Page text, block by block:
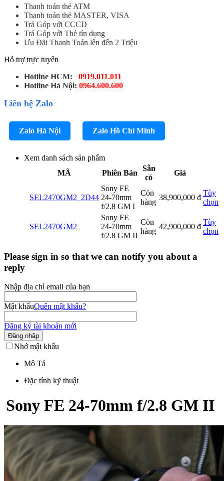
Thanh toán thẻ ATM
Thanh toán thẻ MASTER, VISA
Trả Góp với CCCD
Trả Góp với Thẻ tín dụng
Ưu Đãi Thanh Toán lên đến 2 Triệu
Hỗ trợ trực tuyến
Hotline HCM: 0919.011.011
Hotline Hà Nội: 0964.600.600
Liên hệ Zalo
Zalo Hà Nội Zalo Hồ Chí Minh
Xem danh sách sản phẩm
MÃ
Phiên Bản
Sẵn
có
Giá
SEL2470GM2_2D44
Sony FE
24-70mm
f/2.8 GM I
Còn
hàng
38,900,000 đ
Tùy
chọn
SEL2470GM2
Sony FE
24-70mm
f/2.8 GM II
Còn
hàng
42,900,000 đ
Tùy
chọn
Please sign in so that we can notify you about a
reply
Nhập địa chỉ email của bạn
Mật khẩuQuên mật khẩu?
Đăng ký tài khoản mới
Đăng nhập
Nhớ mật khẩu
Mô Tả
Đặc tính kỹ thuật
Sony FE 24-70mm f/2.8 GM II